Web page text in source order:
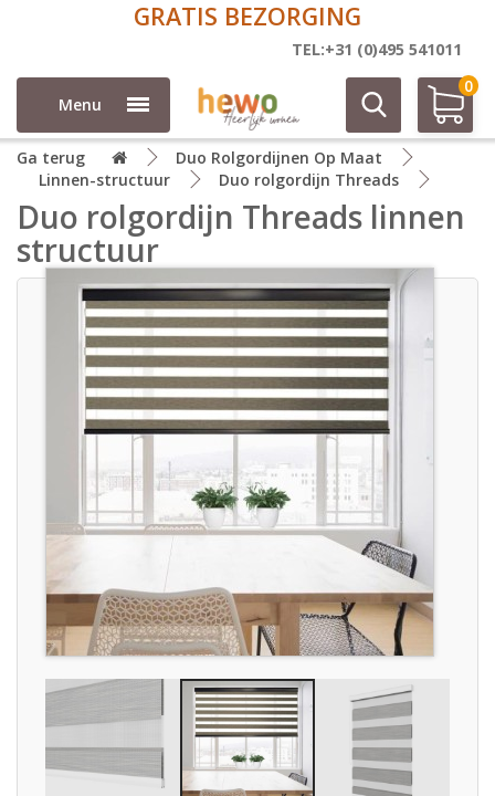
BEZORGING
TEL:+31 (0)495 541011
Menu
0
Ga terug
Duo Rolgordijnen Op Maat
Linnen-structuur
Duo rolgordijn Threads
Duo rolgordijn Threads linnen
structuur